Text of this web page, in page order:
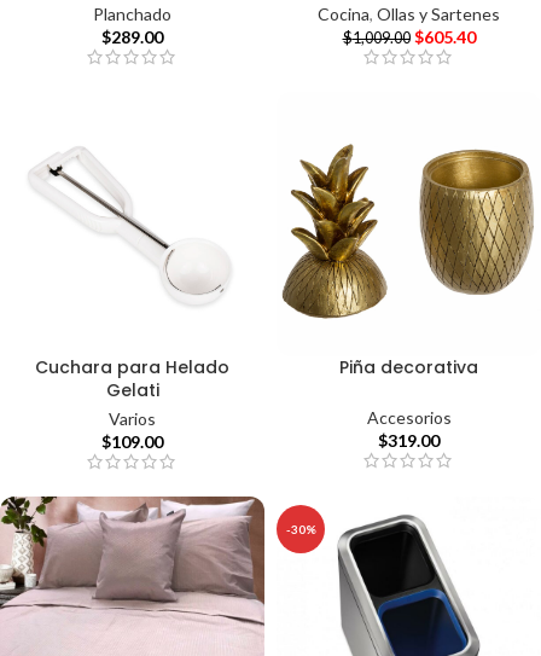
Planchado
$289.00
Cocina, Ollas y Sartenes
$1,009.00 $605.40
Cuchara para Helado
Gelati
Varios
$109.00
Piña decorativa
Accesorios
$319.00
-30%